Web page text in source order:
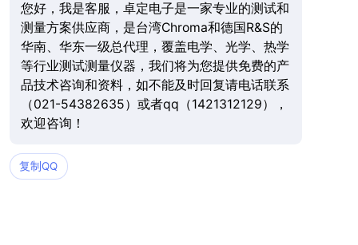
您好，我是客服，卓定电子是一家专业的测试和
测量方案供应商，是台湾Chroma和德国R&S的
华南、华东一级总代理，覆盖电学、光学、热学
等行业测试测量仪器，我们将为您提供免费的产
品技术咨询和资料，如不能及时回复请电话联系
（021-54382635）或者qq（1421312129），
欢迎咨询！
复制QQ